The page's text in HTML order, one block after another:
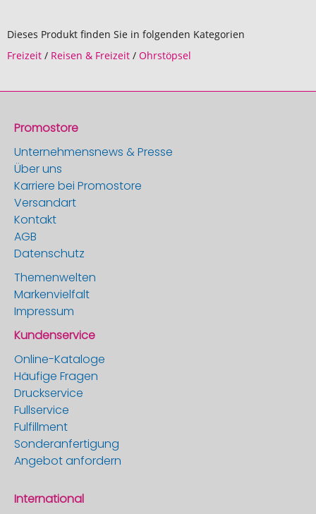
Dieses Produkt finden Sie in folgenden Kategorien
Freizeit / Reisen & Freizeit / Ohrstöpsel
Promostore
Unternehmensnews & Presse
Über uns
Karriere bei Promostore
Versandart
Kontakt
AGB
Datenschutz
Themenwelten
Markenvielfalt
Impressum
Kundenservice
Online-Kataloge
Häufige Fragen
Druckservice
Fullservice
Fulfillment
Sonderanfertigung
Angebot anfordern
International